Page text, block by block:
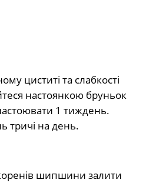
циститі та слабкості
настоянкою бруньок
1 тиждень.
тричі на день.
шипшини залити